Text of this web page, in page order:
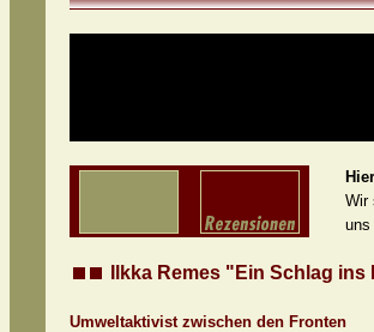
Wir
uns
Ilkka Remes "Ein Schlag ins
Umweltaktivist zwischen den Fronten